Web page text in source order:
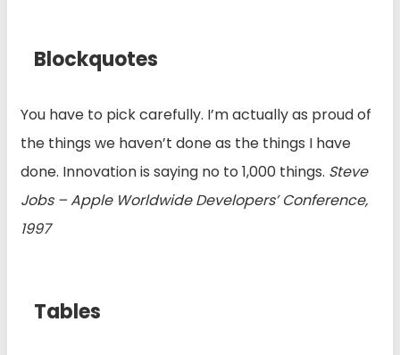
Blockquotes
You have to pick carefully. I’m actually as proud of
the things we haven’t done as the things I have
done. Innovation is saying no to 1,000 things. Steve
Jobs – Apple Worldwide Developers’ Conference,
1997
Tables